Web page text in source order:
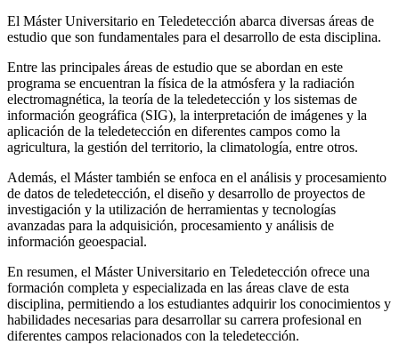
El Máster Universitario en Teledetección abarca diversas áreas de
estudio que son fundamentales para el desarrollo de esta disciplina.
Entre las principales áreas de estudio que se abordan en este
programa se encuentran la física de la atmósfera y la radiación
electromagnética, la teoría de la teledetección y los sistemas de
información geográfica (SIG), la interpretación de imágenes y la
aplicación de la teledetección en diferentes campos como la
agricultura, la gestión del territorio, la climatología, entre otros.
Además, el Máster también se enfoca en el análisis y procesamiento
de datos de teledetección, el diseño y desarrollo de proyectos de
investigación y la utilización de herramientas y tecnologías
avanzadas para la adquisición, procesamiento y análisis de
información geoespacial.
En resumen, el Máster Universitario en Teledetección ofrece una
formación completa y especializada en las áreas clave de esta
disciplina, permitiendo a los estudiantes adquirir los conocimientos y
habilidades necesarias para desarrollar su carrera profesional en
diferentes campos relacionados con la teledetección.